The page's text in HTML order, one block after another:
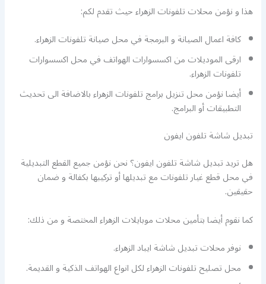
هذا و نؤمن محلات تلفونات الزهراء حيث تقدم لكم:
كافة اعمال الصيانة و البرمجة في محل صيانة تلفونات الزهراء.
ارقى الموديلات من اكسسوارات الهواتف في محل اكسسوارات
تلفونات الزهراء.
أيضا نؤمن محل تنزيل برامج تلفونات الزهراء بالاضافة الى تحديث
التطبيقات أو البرامج.
تبديل شاشة تلفون ايفون
هل تريد تبديل شاشة تلفون ايفون؟ نحن نؤمن جميع القطع التبديلية
في محل قطع غيار تلفونات مع تبديلها أو تركيبها بكفالة و ضمان
حقيقين.
كما نقوم أيضا بتأمين محلات موبايلات الزهراء المختصة و من ذلك:
نوفر محلات تبديل شاشة ايباد الزهراء.
محل تصليح تلفونات الزهراء لكل انواع الهواتف الذكية و القديمة.